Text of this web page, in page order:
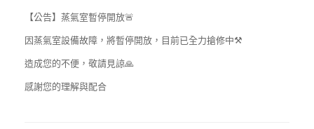
【公告】蒸氣室暫停開放🚨
因蒸氣室設備故障，將暫停開放，目前已全力搶修中⚒️
造成您的不便，敬請見諒🙏
感謝您的理解與配合